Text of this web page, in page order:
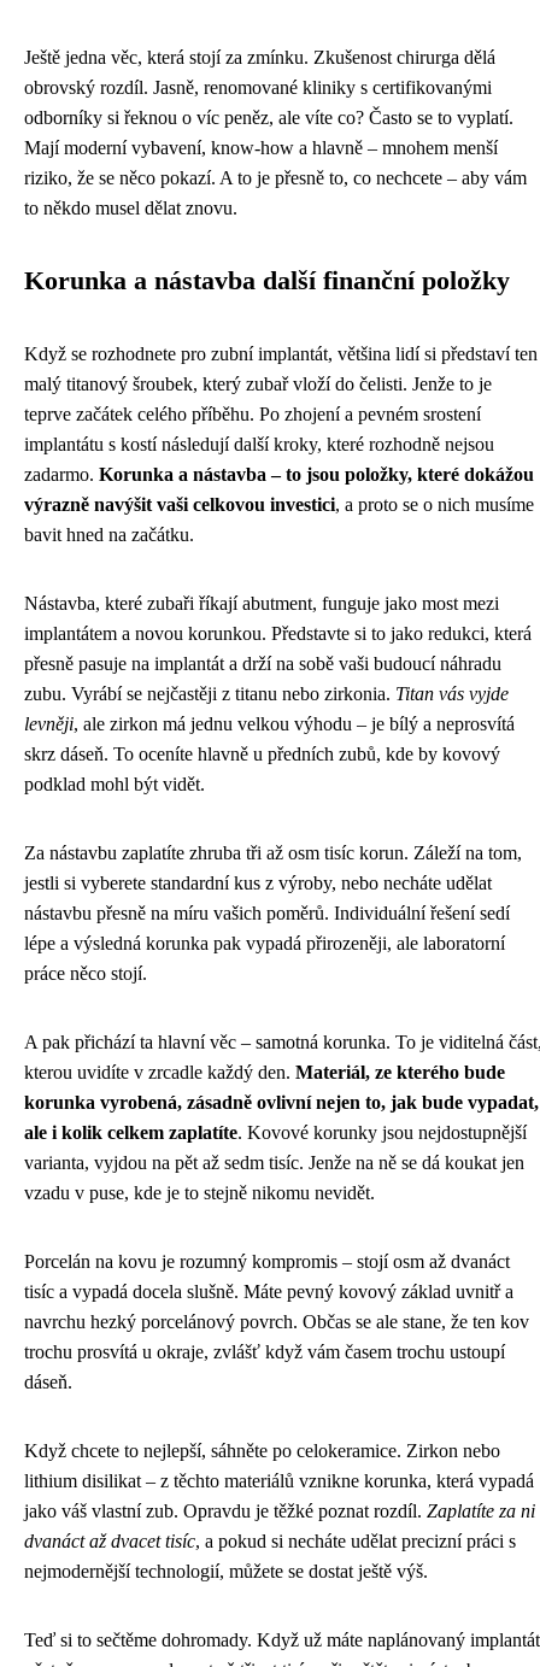
Ještě jedna věc, která stojí za zmínku. Zkušenost chirurga dělá
obrovský rozdíl. Jasně, renomované kliniky s certifikovanými
odborníky si řeknou o víc peněz, ale víte co? Často se to vyplatí.
Mají moderní vybavení, know-how a hlavně – mnohem menší
riziko, že se něco pokazí. A to je přesně to, co nechcete – aby vám
to někdo musel dělat znovu.
Korunka a nástavba další finanční položky
Když se rozhodnete pro zubní implantát, většina lidí si představí ten
malý titanový šroubek, který zubař vloží do čelisti. Jenže to je
teprve začátek celého příběhu. Po zhojení a pevném srostení
implantátu s kostí následují další kroky, které rozhodně nejsou
zadarmo. Korunka a nástavba – to jsou položky, které dokážou
výrazně navýšit vaši celkovou investici, a proto se o nich musíme
bavit hned na začátku.
Nástavba, které zubaři říkají abutment, funguje jako most mezi
implantátem a novou korunkou. Představte si to jako redukci, která
přesně pasuje na implantát a drží na sobě vaši budoucí náhradu
zubu. Vyrábí se nejčastěji z titanu nebo zirkonia. Titan vás vyjde
levněji, ale zirkon má jednu velkou výhodu – je bílý a neprosvítá
skrz dáseň. To oceníte hlavně u předních zubů, kde by kovový
podklad mohl být vidět.
Za nástavbu zaplatíte zhruba tři až osm tisíc korun. Záleží na tom,
jestli si vyberete standardní kus z výroby, nebo necháte udělat
nástavbu přesně na míru vašich poměrů. Individuální řešení sedí
lépe a výsledná korunka pak vypadá přirozeněji, ale laboratorní
práce něco stojí.
A pak přichází ta hlavní věc – samotná korunka. To je viditelná
kterou uvidíte v zrcadle každý den. Materiál, ze kterého bude
korunka vyrobená, zásadně ovlivní nejen to, jak bude vypadat,
ale i kolik celkem zaplatíte. Kovové korunky jsou nejdostupnější
varianta, vyjdou na pět až sedm tisíc. Jenže na ně se dá koukat jen
vzadu v puse, kde je to stejně nikomu nevidět.
Porcelán na kovu je rozumný kompromis – stojí osm až dvanáct
tisíc a vypadá docela slušně. Máte pevný kovový základ uvnitř a
navrchu hezký porcelánový povrch. Občas se ale stane, že ten kov
trochu prosvítá u okraje, zvlášť když vám časem trochu ustoupí
dáseň.
Když chcete to nejlepší, sáhněte po celokeramice. Zirkon nebo
lithium disilikat – z těchto materiálů vznikne korunka, která vypadá
jako váš vlastní zub. Opravdu je těžké poznat rozdíl. Zaplatíte za ni
dvanáct až dvacet tisíc, a pokud si necháte udělat precizní práci s
nejmodernější technologií, můžete se dostat ještě výš.
Teď si to sečtěme dohromady. Když už máte naplánovaný implantát